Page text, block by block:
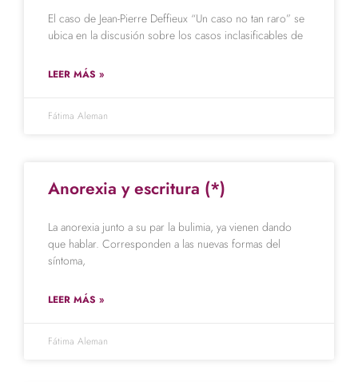
El caso de Jean-Pierre Deffieux “Un caso no tan raro” se
ubica en la discusión sobre los casos inclasificables de
LEER MÁS »
Fátima Aleman
Anorexia y escritura (*)
La anorexia junto a su par la bulimia, ya vienen dando
que hablar. Corresponden a las nuevas formas del
síntoma,
LEER MÁS »
Fátima Aleman